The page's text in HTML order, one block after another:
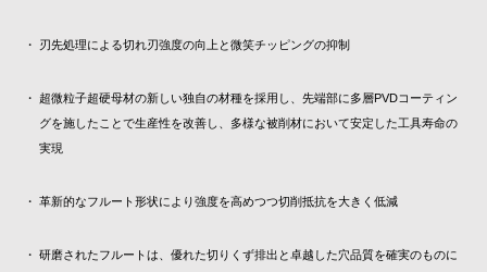
刃先処理による切れ刃強度の向上と微笑チッピングの抑制
超微粒子超硬母材の新しい独自の材種を採用し、先端部に多層PVDコーティン
グを施したことで生産性を改善し、多様な被削材において安定した工具寿命の
実現
革新的なフルート形状により強度を高めつつ切削抵抗を大きく低減
研磨されたフルートは、優れた切りくず排出と卓越した穴品質を確実のものに